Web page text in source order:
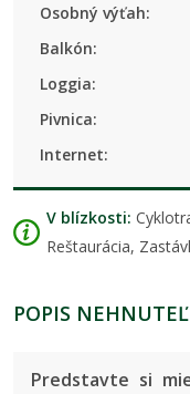
Osobný výťah:
Balkón:
Loggia:
Pivnica:
Internet:
V blízkosti:
Reštaurácia,
POPIS
Predstavte si